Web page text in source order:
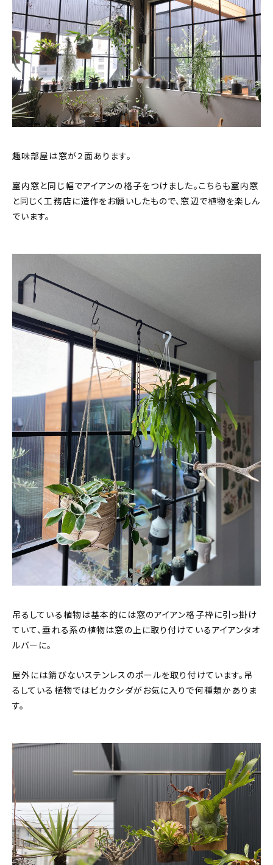
趣味部屋は窓が２面あります。
室内窓と同じ幅でアイアンの格子をつけました。こちらも室内窓
と同じく工務店に造作をお願いしたもので、窓辺で植物を楽しん
でいます。
吊るしている植物は基本的には窓のアイアン格子枠に引っ掛け
ていて、垂れる系の植物は窓の上に取り付けているアイアンタオ
ルバーに。
屋外には錆びないステンレスのポールを取り付けています。吊
るしている植物ではビカクシダがお気に入りで何種類かありま
す。